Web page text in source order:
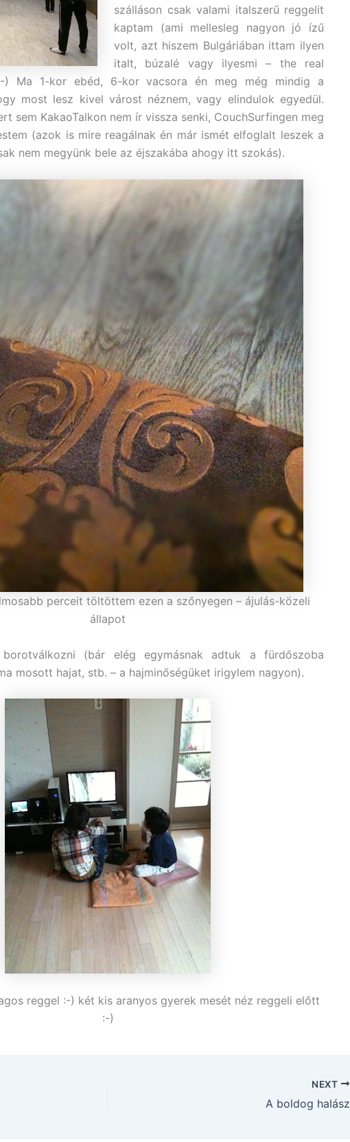
szálláson csak valami italszerű reggelit
kaptam (ami mellesleg nagyon jó ízű
volt, azt hiszem Bulgáriában ittam ilyen
italt, búzalé vagy ilyesmi – the real
) Ma 1-kor ebéd, 6-kor vacsora én meg még mindig a
most lesz kivel várost néznem, vagy elindulok egyedül.
sem KakaoTalkon nem ír vissza senki, CouchSurfingen meg
(azok is mire reagálnak én már ismét elfoglalt leszek a
nem megyünk bele az éjszakába ahogy itt szokás).
perceit töltöttem ezen a szőnyegen – ájulás-közeli
állapot
(bár elég egymásnak adtuk a fürdőszoba
mosott hajat, stb. – a hajminőségüket irigylem nagyon).
reggel :-) két kis aranyos gyerek mesét néz reggeli előtt
:-)
NEXT
A boldog halász